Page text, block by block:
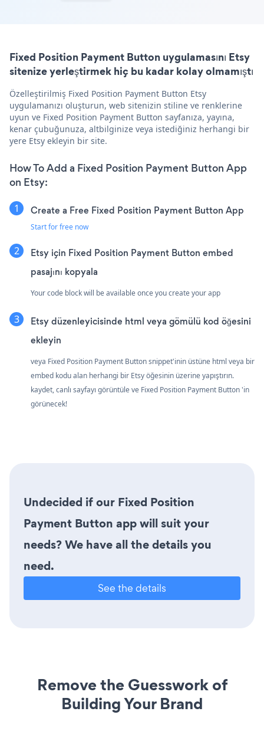
Fixed Position Payment Button uygulamasını Etsy
sitenize yerleştirmek hiç bu kadar kolay olmamıştı
Özelleştirilmiş Fixed Position Payment Button Etsy
uygulamanızı oluşturun, web sitenizin stiline ve renklerine
uyun ve Fixed Position Payment Button sayfanıza, yayına,
kenar çubuğunuza, altbilginize veya istediğiniz herhangi bir
yere Etsy ekleyin bir site.
How To Add a Fixed Position Payment Button App
on Etsy:
Create a Free Fixed Position Payment Button App
Start for free now
Etsy için Fixed Position Payment Button embed
pasajını kopyala
Your code block will be available once you create your app
Etsy düzenleyicisinde html veya gömülü kod öğesini
ekleyin
veya Fixed Position Payment Button snippet'inin üstüne html veya bir
embed kodu alan herhangi bir Etsy öğesinin üzerine yapıştırın.
kaydet, canlı sayfayı görüntüle ve Fixed Position Payment Button 'in
görünecek!
Undecided if our Fixed Position
Payment Button app will suit your
needs? We have all the details you
need.
See the details
Remove the Guesswork of
Building Your Brand